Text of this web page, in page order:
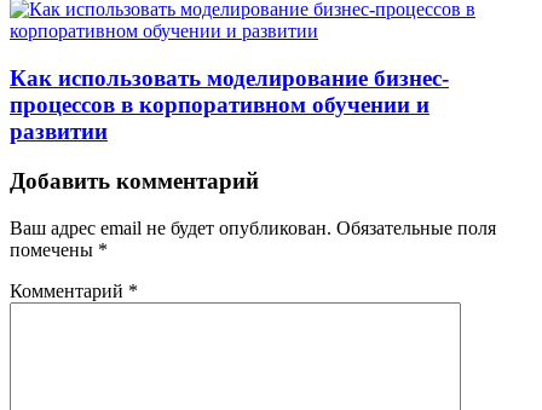
Как использовать моделирование бизнес-
процессов в корпоративном обучении и
развитии
Добавить комментарий
Ваш адрес email не будет опубликован. Обязательные поля
помечены *
Комментарий *